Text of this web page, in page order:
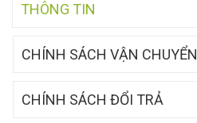
THÔNG TIN
CHÍNH SÁCH VẬN CHUYỂN
CHÍNH SÁCH ĐỔI TRẢ